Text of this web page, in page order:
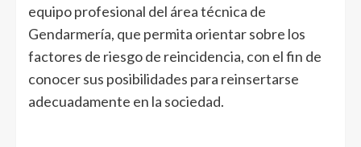
equipo profesional del área técnica de
Gendarmería, que permita orientar sobre los
factores de riesgo de reincidencia, con el fin de
conocer sus posibilidades para reinsertarse
adecuadamente en la sociedad.